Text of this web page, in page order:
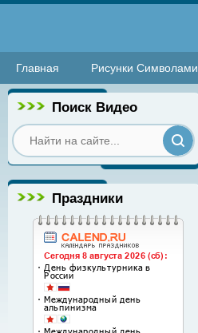
Главная Рисунки Символами
Поиск Видео
Праздники